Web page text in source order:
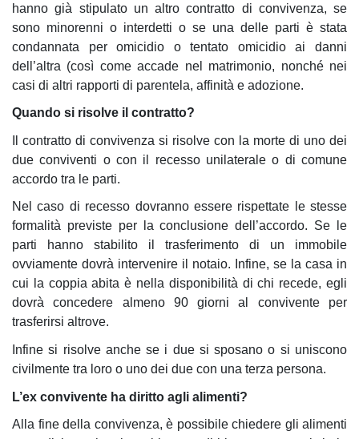
hanno già stipulato un altro contratto di convivenza, se
sono minorenni o interdetti o se una delle parti è stata
condannata per omicidio o tentato omicidio ai danni
dell’altra (così come accade nel matrimonio, nonché nei
casi di altri rapporti di parentela, affinità e adozione.
Quando si risolve il contratto?
Il contratto di convivenza si risolve con la morte di uno dei
due conviventi o con il recesso unilaterale o di comune
accordo tra le parti.
Nel caso di recesso dovranno essere rispettate le stesse
formalità previste per la conclusione dell’accordo. Se le
parti hanno stabilito il trasferimento di un immobile
ovviamente dovrà intervenire il notaio. Infine, se la casa in
cui la coppia abita è nella disponibilità di chi recede, egli
dovrà concedere almeno 90 giorni al convivente per
trasferirsi altrove.
Infine si risolve anche se i due si sposano o si uniscono
civilmente tra loro o uno dei due con una terza persona.
L’ex convivente ha diritto agli alimenti?
Alla fine della convivenza, è possibile chiedere gli alimenti